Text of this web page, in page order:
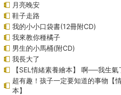
月亮晚安
鞋子走路
我的小小口袋書(12冊附CD)
我來教你種橘子
男生的小馬桶(附CD)
我長大了
【SEL情緒素養繪本】 啊──我生
超有趣！孩子一定要知道的事物【
本】